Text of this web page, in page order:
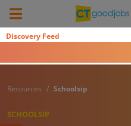
Discovery Feed
Resources Schoolsip
SCHOOLSIP